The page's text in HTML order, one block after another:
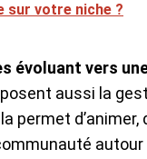
sur votre niche ?
évoluant vers
aussi la
permet d’animer,